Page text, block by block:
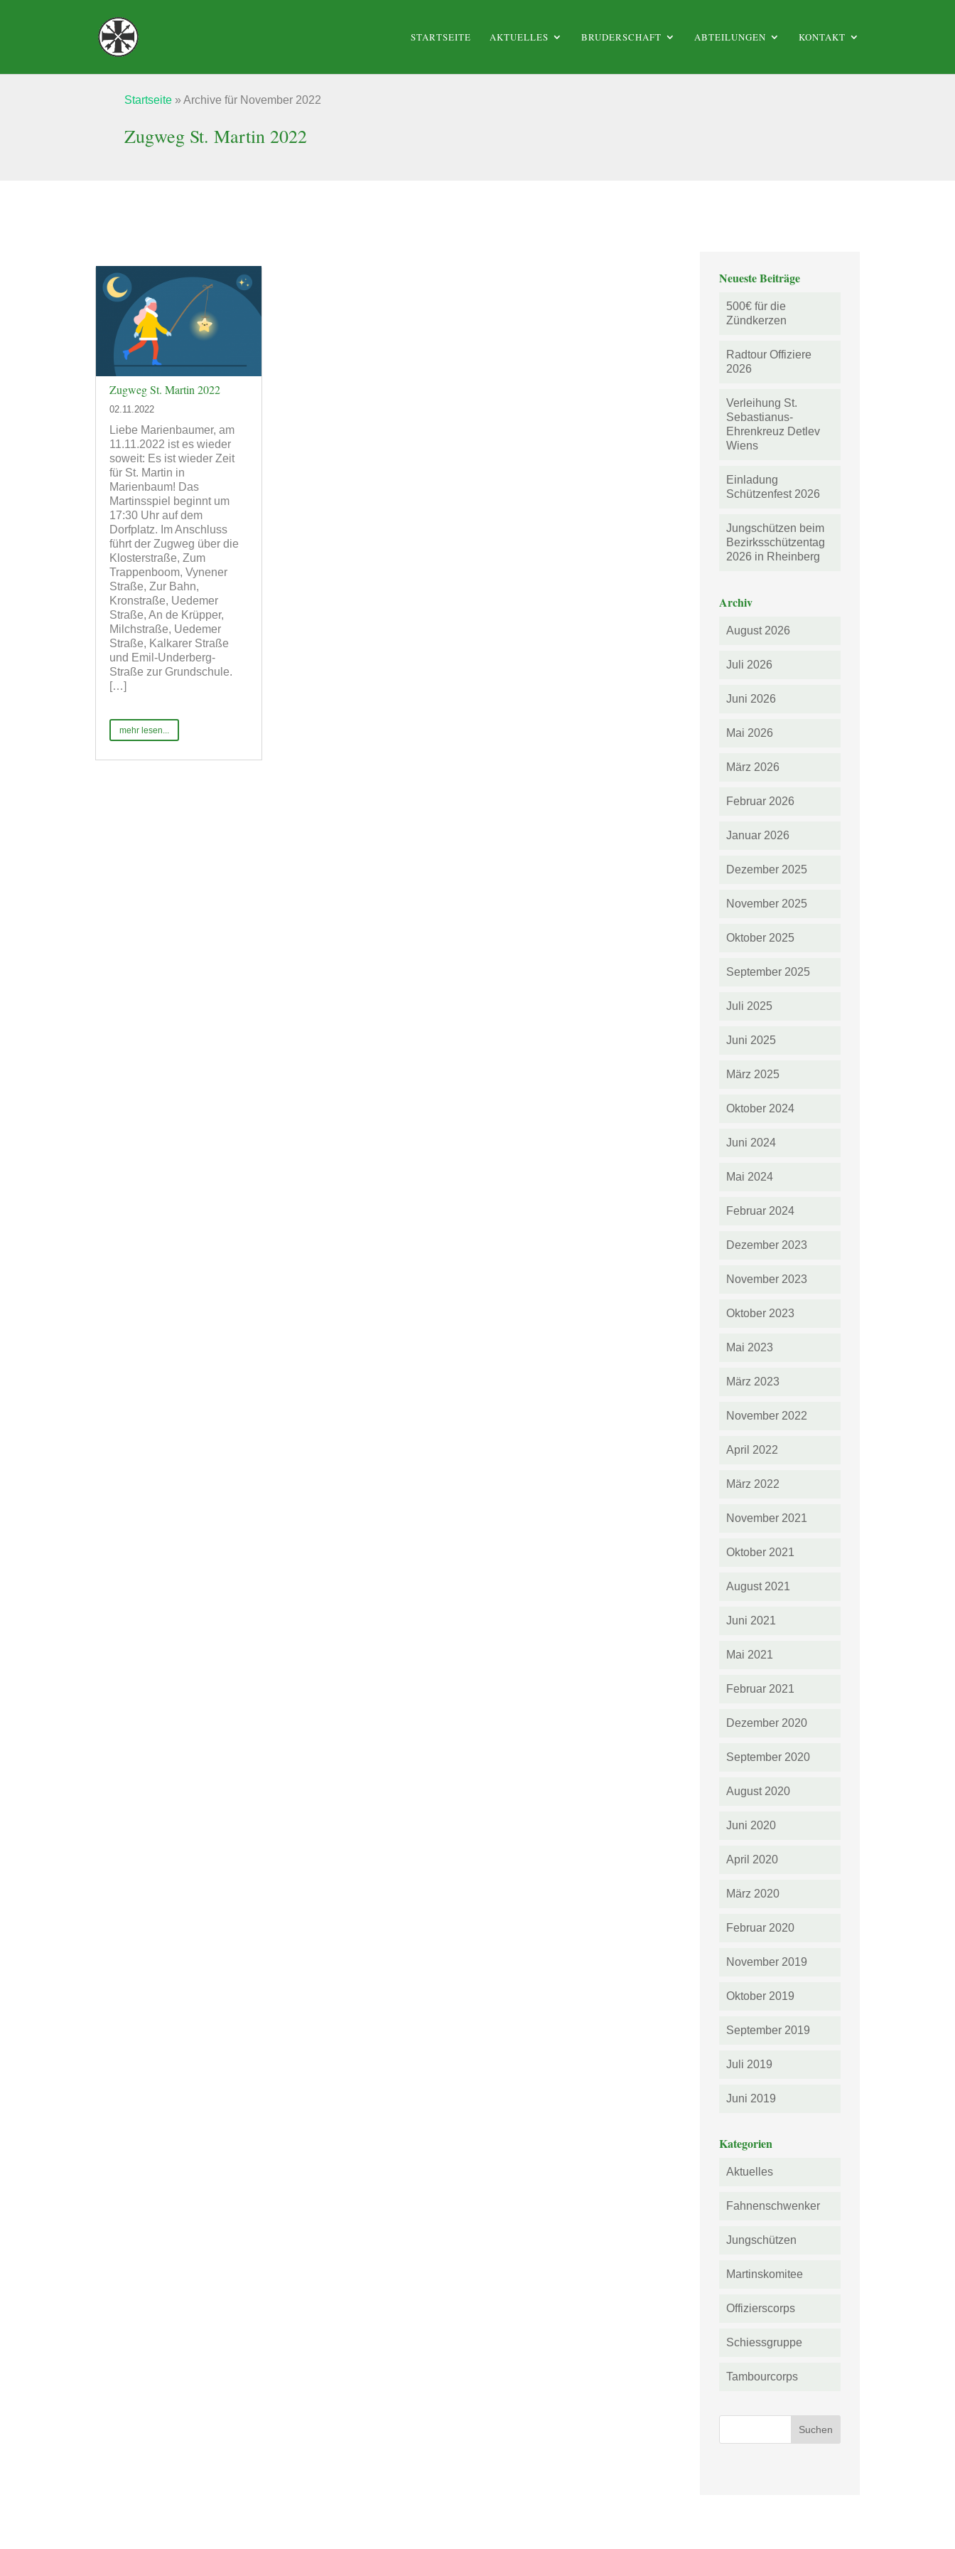
STARTSEITE AKTUELLES BRUDERSCHAFT ABTEILUNGEN KONTAKT
Startseite»Archive für November 2022
Zugweg St. Martin 2022
Zugweg St. Martin 2022
02.11.2022
Liebe Marienbaumer, am
11.11.2022 ist es wieder
soweit: Es ist wieder Zeit
für St. Martin in
Marienbaum! Das
Martinsspiel beginnt um
17:30 Uhr auf dem
Dorfplatz. Im Anschluss
führt der Zugweg über die
Klosterstraße, Zum
Trappenboom, Vynener
Straße, Zur Bahn,
Kronstraße, Uedemer
Straße, An de Krüpper,
Milchstraße, Uedemer
Straße, Kalkarer Straße
und Emil-Underberg-
Straße zur Grundschule.
[…]
mehr lesen...
Neueste Beiträge
500€ für die
Zündkerzen
Radtour Offiziere
2026
Verleihung St.
Sebastianus-
Ehrenkreuz Detlev
Wiens
Einladung
Schützenfest 2026
Jungschützen beim
Bezirksschützentag
2026 in Rheinberg
Archiv
August 2026
Juli 2026
Juni 2026
Mai 2026
März 2026
Februar 2026
Januar 2026
Dezember 2025
November 2025
Oktober 2025
September 2025
Juli 2025
Juni 2025
März 2025
Oktober 2024
Juni 2024
Mai 2024
Februar 2024
Dezember 2023
November 2023
Oktober 2023
Mai 2023
März 2023
November 2022
April 2022
März 2022
November 2021
Oktober 2021
August 2021
Juni 2021
Mai 2021
Februar 2021
Dezember 2020
September 2020
August 2020
Juni 2020
April 2020
März 2020
Februar 2020
November 2019
Oktober 2019
September 2019
Juli 2019
Juni 2019
Kategorien
Aktuelles
Fahnenschwenker
Jungschützen
Martinskomitee
Offizierscorps
Schiessgruppe
Tambourcorps